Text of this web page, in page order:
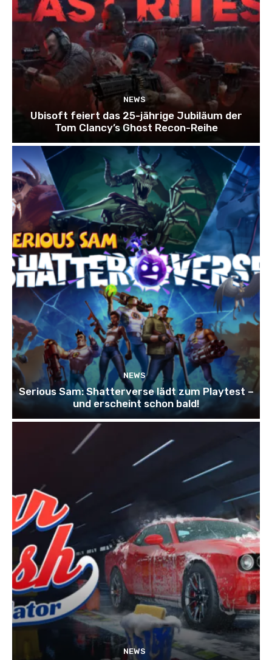
NEWS
Ubisoft feiert das 25-jährige Jubiläum der
Tom Clancy’s Ghost Recon-Reihe
NEWS
Serious Sam: Shatterverse lädt zum Playtest –
und erscheint schon bald!
NEWS